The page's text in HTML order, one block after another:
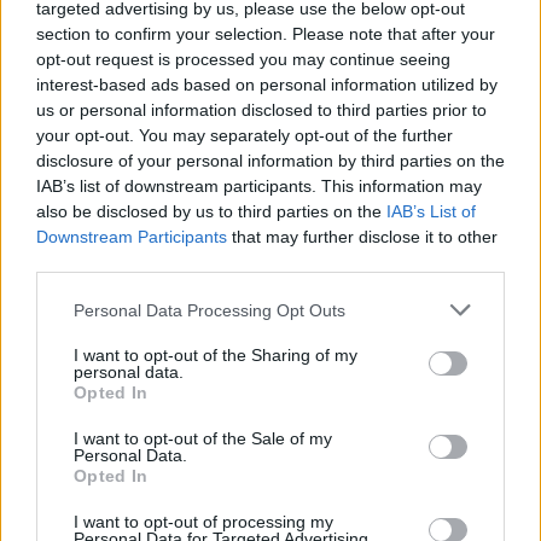
targeted advertising by us, please use the below opt-out
section to confirm your selection. Please note that after your
opt-out request is processed you may continue seeing
interest-based ads based on personal information utilized by
us or personal information disclosed to third parties prior to
your opt-out. You may separately opt-out of the further
disclosure of your personal information by third parties on the
IAB’s list of downstream participants. This information may
also be disclosed by us to third parties on the IAB’s List of
Downstream Participants that may further disclose it to other
Personal Data Processing Opt Outs
I want to opt-out of the Sharing of my
personal data.
Opted In
I want to opt-out of the Sale of my
Personal Data.
Opted In
I want to opt-out of processing my
gol.Hojlund? Penso non solo ai gol, ma al modo in cui
collega il gioco ogni volta che dobbiamo calciare la palla.
La sua capacità di contenere il difensore e di collegarsi in
supportoci sta aiutandomolto a giocare meglio e noi
stiamo giocando meglio perché lui sta giocando meglio.
Sono davvero contento di Rasmus. Non so cosa
succederà fino alla fine del mercato. La cosa importante è
che gli attaccanti che sono qui lavorino molto bene, stiano
migliorando, stiano aiutando la squadra e questa è la cosa
più importante.”